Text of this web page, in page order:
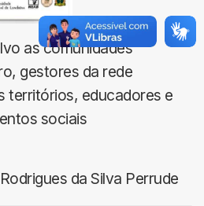
as comunidades
gestores da rede
territórios, educadores e
sociais
da Silva Perrude